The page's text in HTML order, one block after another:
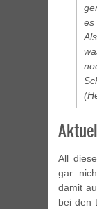
es
All
gar
damit
bei den